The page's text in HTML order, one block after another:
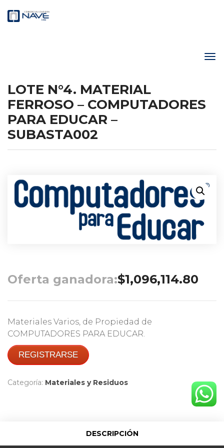
LOTE N°4. MATERIAL
FERROSO – COMPUTADORES
PARA EDUCAR –
SUBASTA002
Oferta ganadora:$1,096,114.80
Materiales Varios, de Propiedad de
COMPUTADORES PARA EDUCAR.
REGISTRARSE
Categoría: Materiales y Residuos
DESCRIPCIÓN